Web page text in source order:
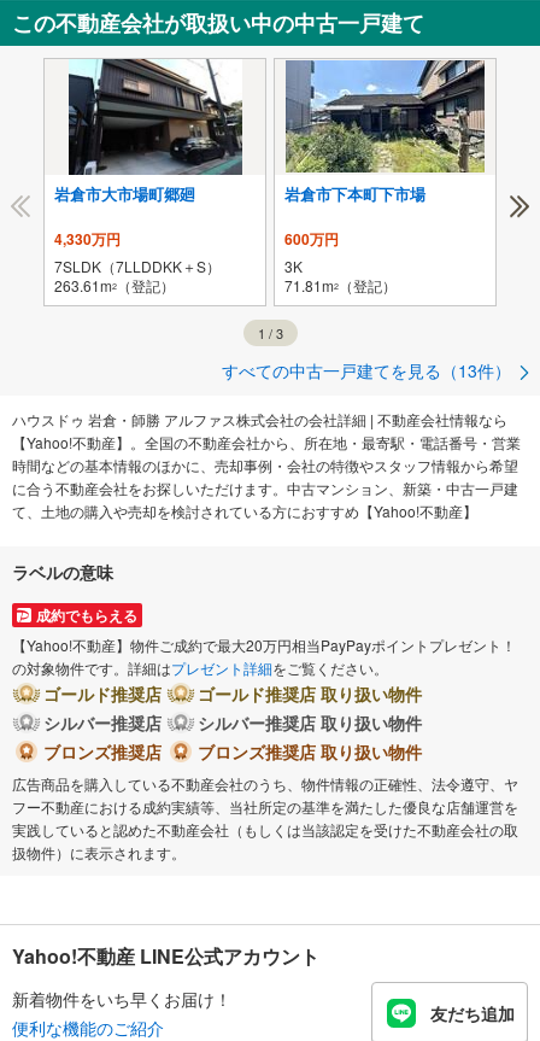
この不動産会社が取扱い中の中古一戸建て
岩倉市大市場町郷廻
4,330万円
7SLDK（7LLDDKK＋S）
263.61m2 （登記）
岩倉市下本町下市場
600万円
3K
71.81m2 （登記）
小
1 /3
すべての中古一戸建てを見る（13件）
ハウスドゥ 岩倉・師勝 アルファス株式会社の会社詳細 | 不動産会社情報なら
【Yahoo!不動産】。全国の不動産会社から、所在地・最寄駅・電話番号・営業
時間などの基本情報のほかに、売却事例・会社の特徴やスタッフ情報から希望
に合う不動産会社をお探しいただけます。中古マンション、新築・中古一戸建
て、土地の購入や売却を検討されている方におすすめ【Yahoo!不動産】
ラベルの意味
成約でもらえる
【Yahoo!不動産】物件ご成約で最大20万円相当PayPayポイントプレゼント！
の対象物件です。詳細はプレゼント詳細をご覧ください。
ゴールド推奨店
ゴールド推奨店 取り扱い物件
シルバー推奨店
シルバー推奨店 取り扱い物件
ブロンズ推奨店
ブロンズ推奨店 取り扱い物件
広告商品を購入している不動産会社のうち、物件情報の正確性、法令遵守、ヤ
フー不動産における成約実績等、当社所定の基準を満たした優良な店舗運営を
実践していると認めた不動産会社（もしくは当該認定を受けた不動産会社の取
扱物件）に表示されます。
Yahoo!不動産 LINE公式アカウント
新着物件をいち早くお届け！
便利な機能のご紹介
友だち追加